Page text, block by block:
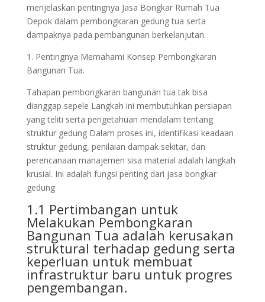
menjelaskan pentingnya Jasa Bongkar Rumah Tua
Depok dalam pembongkaran gedung tua serta
dampaknya pada pembangunan berkelanjutan.
1. Pentingnya Memahami Konsep Pembongkaran
Bangunan Tua.
Tahapan pembongkaran bangunan tua tak bisa
dianggap sepele Langkah ini membutuhkan persiapan
yang teliti serta pengetahuan mendalam tentang
struktur gedung Dalam proses ini, identifikasi keadaan
struktur gedung, penilaian dampak sekitar, dan
perencanaan manajemen sisa material adalah langkah
krusial. Ini adalah fungsi penting dari jasa bongkar
gedung
1.1 Pertimbangan untuk
Melakukan Pembongkaran
Bangunan Tua adalah kerusakan
struktural terhadap gedung serta
keperluan untuk membuat
infrastruktur baru untuk progres
pengembangan.